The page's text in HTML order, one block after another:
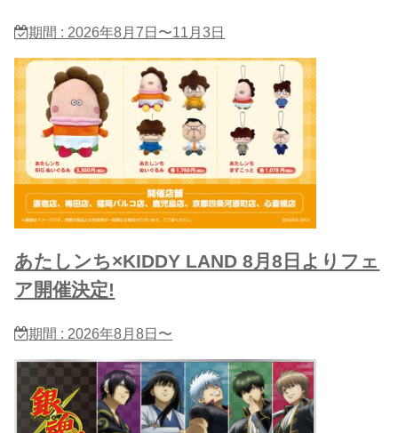
期間 : 2026年8月7日〜11月3日
あたしンち×KIDDY LAND 8月8日よりフェ
ア開催決定!
期間 : 2026年8月8日〜